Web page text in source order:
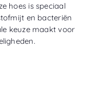
hoes is speciaal
en bacteriën
keuze maakt voor